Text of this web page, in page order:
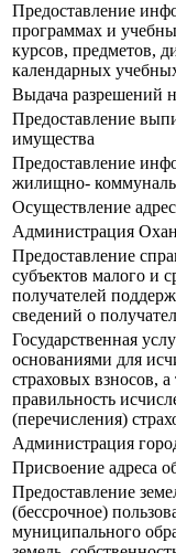
Предоставление
программах и
курсов, предметов,
календарных
Выдача разрешений
Предоставление
имущества
Предоставление
жилищно-
Осуществление
Администрация
Предоставление
субъектов малого и
получателей
сведений о
Государственная
основаниями для
страховых взносов,
правильность
(перечисления)
Администрация
Присвоение адреса
Предоставление
(бессрочное)
муниципального